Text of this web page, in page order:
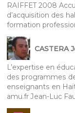
RAIFFET 2008
d’acquisition des
formation
CASTERA
L’expertise en
des programmes
enseignants en
amu.fr Jean-Luc